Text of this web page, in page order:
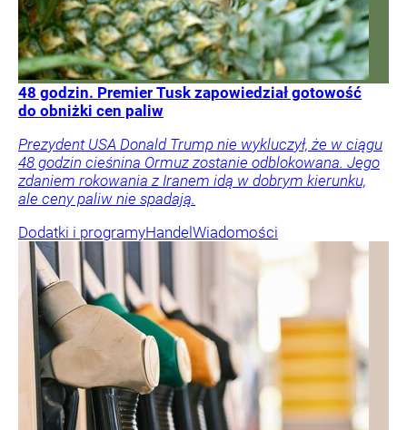
48 godzin. Premier Tusk zapowiedział gotowość
do obniżki cen paliw
Prezydent USA Donald Trump nie wykluczył, że w ciągu
48 godzin cieśnina Ormuz zostanie odblokowana. Jego
zdaniem rokowania z Iranem idą w dobrym kierunku,
ale ceny paliw nie spadają.
Dodatki i programyHandel Wiadomości